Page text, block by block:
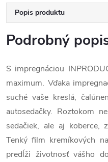
Popis produktu
Podrobný
S impregnáciou
maximum. Vďaka
suché vaše kreslá,
autosedačky. Roztokom
sedačiek, ale aj koberce,
Tenký film kremíkových
predĺži životnosť vášho